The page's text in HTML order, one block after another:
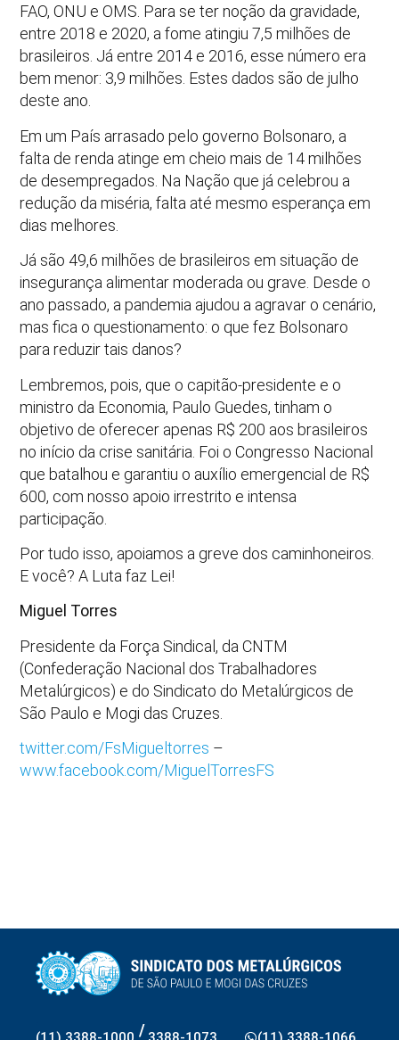
FAO, ONU e OMS. Para se ter noção da gravidade,
entre 2018 e 2020, a fome atingiu 7,5 milhões de
brasileiros. Já entre 2014 e 2016, esse número era
bem menor: 3,9 milhões. Estes dados são de julho
deste ano.
Em um País arrasado pelo governo Bolsonaro, a
falta de renda atinge em cheio mais de 14 milhões
de desempregados. Na Nação que já celebrou a
redução da miséria, falta até mesmo esperança em
dias melhores.
Já são 49,6 milhões de brasileiros em situação de
insegurança alimentar moderada ou grave. Desde o
ano passado, a pandemia ajudou a agravar o cenário,
mas fica o questionamento: o que fez Bolsonaro
para reduzir tais danos?
Lembremos, pois, que o capitão-presidente e o
ministro da Economia, Paulo Guedes, tinham o
objetivo de oferecer apenas R$ 200 aos brasileiros
no início da crise sanitária. Foi o Congresso Nacional
que batalhou e garantiu o auxílio emergencial de R$
600, com nosso apoio irrestrito e intensa
participação.
Por tudo isso, apoiamos a greve dos caminhoneiros.
E você? A Luta faz Lei!
Miguel Torres
Presidente da Força Sindical, da CNTM
(Confederação Nacional dos Trabalhadores
Metalúrgicos) e do Sindicato do Metalúrgicos de
São Paulo e Mogi das Cruzes.
twitter.com/FsMigueltorres –
www.facebook.com/MiguelTorresFS
/